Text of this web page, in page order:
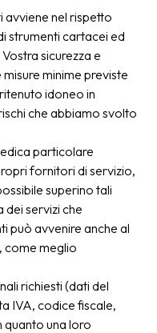
nel rispetto
strumenti cartacei ed
sicurezza e
minime previste
idoneo in
che abbiamo svolto
particolare
fornitori di servizio,
superino tali
dei servizi che
può avvenire anche al
meglio
richiesti (dati del
IVA, codice fiscale,
una loro